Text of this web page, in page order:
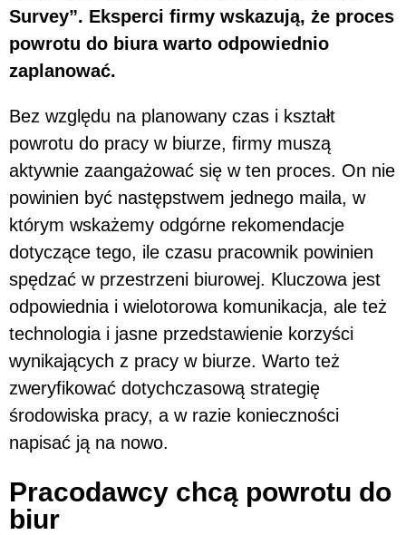
Survey”. Eksperci firmy wskazują, że proces
powrotu do biura warto odpowiednio
zaplanować.
Bez względu na planowany czas i kształt
powrotu do pracy w biurze, firmy muszą
aktywnie zaangażować się w ten proces. On nie
powinien być następstwem jednego maila, w
którym wskażemy odgórne rekomendacje
dotyczące tego, ile czasu pracownik powinien
spędzać w przestrzeni biurowej. Kluczowa jest
odpowiednia i wielotorowa komunikacja, ale też
technologia i jasne przedstawienie korzyści
wynikających z pracy w biurze. Warto też
zweryfikować dotychczasową strategię
środowiska pracy, a w razie konieczności
napisać ją na nowo.
Pracodawcy chcą powrotu do
biur